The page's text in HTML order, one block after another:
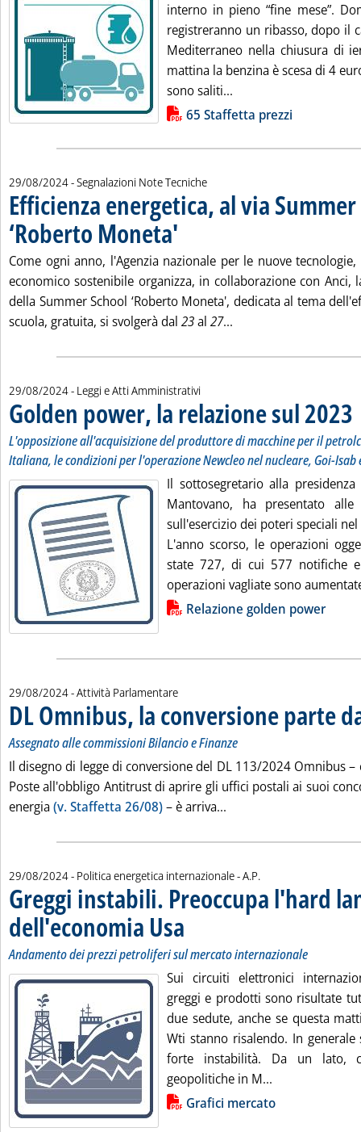
interno in pieno “fine mese”.
registreranno un ribasso, dopo il
Mediterraneo nella chiusura di
mattina la benzina è scesa di 4
sono saliti...
Lista allegati PDF alla notizia65 Staffetta prezzi
29/08/2024- Segnalazioni Note Tecniche
Efficienza energetica, al via Summer
‘Roberto Moneta'
Come ogni anno, l'Agenzia nazionale per le nuove
economico sostenibile organizza, in collaborazione con Anci,
della Summer School ‘Roberto Moneta', dedicata al tema
scuola, gratuita, si svolgerà dal 23al 27...
29/08/2024- Leggi e Atti Amministrativi
Golden power, la relazione sul 2023
L'opposizione all'acquisizione del produttore di macchine per il
Italiana, le condizioni per l'operazione Newcleo nel nucleare, Goi-Isab
Il sottosegretario alla
Mantovano, ha presentato
sull'esercizio dei poteri speciali
L'anno scorso, le operazioni
state 727, di cui 577 notifiche
operazioni vagliate sono
Lista allegati PDF alla notiziaRelazione golden power
29/08/2024- Attività Parlamentare
DL Omnibus, la conversione parte
Assegnato alle commissioni Bilancio e Finanze
Il disegno di legge di conversione del DL 113/2024 Omnibus
Poste all'obbligo Antitrust di aprire gli uffici postali ai suoi
energia(v. Staffetta 26/08)– è arriva...
29/08/2024- Politica energetica internazionale -di:
A.P.
Greggi instabili. Preoccupa l'hard
dell'economia Usa . Sottotitolo: Andamento dei prezzi
. Pubblicata giovedì 29 agosto 2024 alle
Andamento dei prezzi petroliferi sul mercato internazionale
Sui circuiti elettronici
greggi e prodotti sono risultate
due sedute, anche se questa
Wti stanno risalendo. In
forte instabilità. Da un lato,
geopolitiche in M...
Lista allegati PDF alla notiziaGrafici mercato